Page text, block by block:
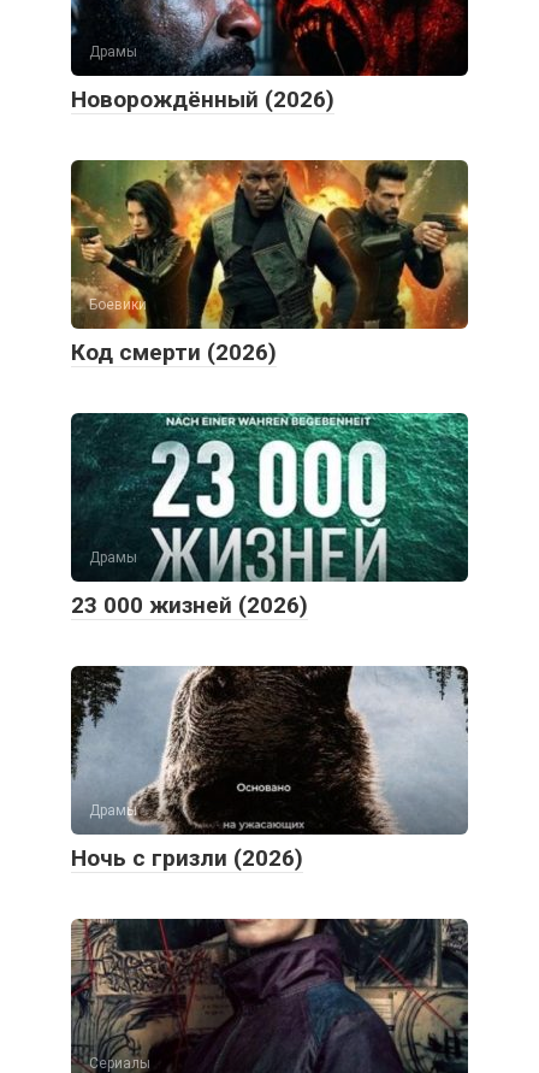
Драмы
Новорождённый (2026)
Боевики
Код смерти (2026)
Драмы
23 000 жизней (2026)
Драмы
Ночь с гризли (2026)
Сериалы